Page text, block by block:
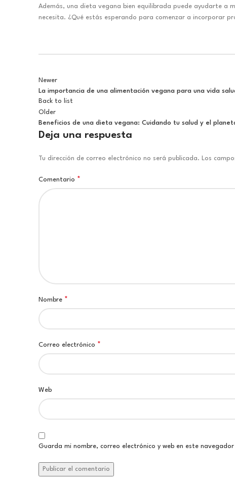
Además, una dieta vegana bien equilibrada puede ayudarte a
necesita. ¿Qué estás esperando para comenzar a incorporar
Newer
La importancia de una alimentación vegana para una vida
Back to list
Older
Beneficios de una dieta vegana: Cuidando tu salud y el
Deja una respuesta
Tu dirección de correo electrónico no será publicada. Los
Comentario *
Nombre *
Correo electrónico *
Web
Guarda mi nombre, correo electrónico y web en este